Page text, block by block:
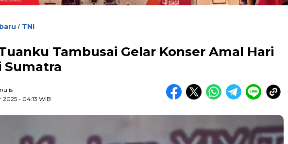
/ TNI
Tambusai Gelar Konser Amal Hari
Sumatra
2025 - 04:13 WIB